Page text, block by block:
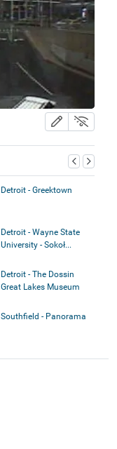
Detroit - Greektown
Detroit - Wayne State
University - Sokoł...
Detroit - The Dossin
Great Lakes Museum
Southfield - Panorama